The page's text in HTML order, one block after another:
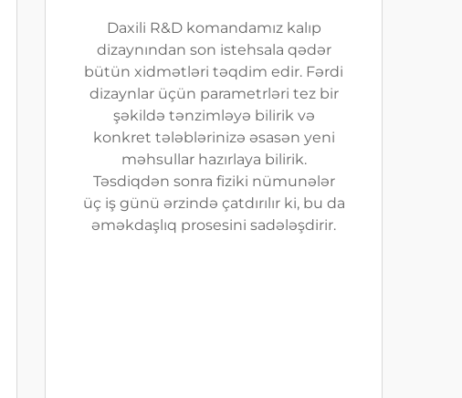
Daxili R&D komandamız kalıp
dizaynından son istehsala qədər
bütün xidmətləri təqdim edir. Fərdi
dizaynlar üçün parametrləri tez bir
şəkildə tənzimləyə bilirik və
konkret tələblərinizə əsasən yeni
məhsullar hazırlaya bilirik.
Təsdiqdən sonra fiziki nümunələr
üç iş günü ərzində çatdırılır ki, bu da
əməkdaşlıq prosesini sadələşdirir.